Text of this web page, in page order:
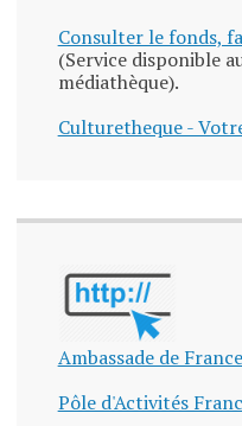
Consulter le fonds,
(Service disponible
médiathèque).
Culturetheque -
Ambassade de
Pôle d'Activités